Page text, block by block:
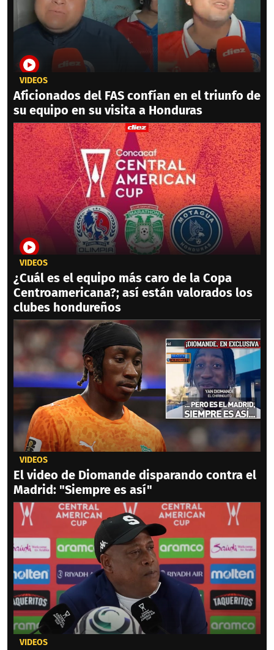
VIDEOS
Aficionados del FAS confían en el triunfo de
su equipo en su visita a Honduras
VIDEOS
¿Cuál es el equipo más caro de la Copa
Centroamericana?; así están valorados los
clubes hondureños
VIDEOS
El video de Diomande disparando contra el
Madrid: "Siempre es así"
VIDEOS